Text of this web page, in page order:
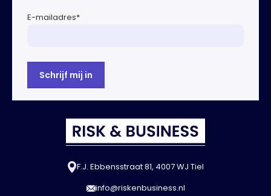
E-mailadres*
F.J. Ebbensstraat 81, 4007 WJ Tiel
info@riskenbusiness.nl